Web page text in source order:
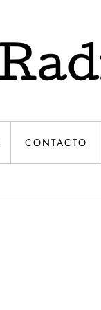
CONTACTO